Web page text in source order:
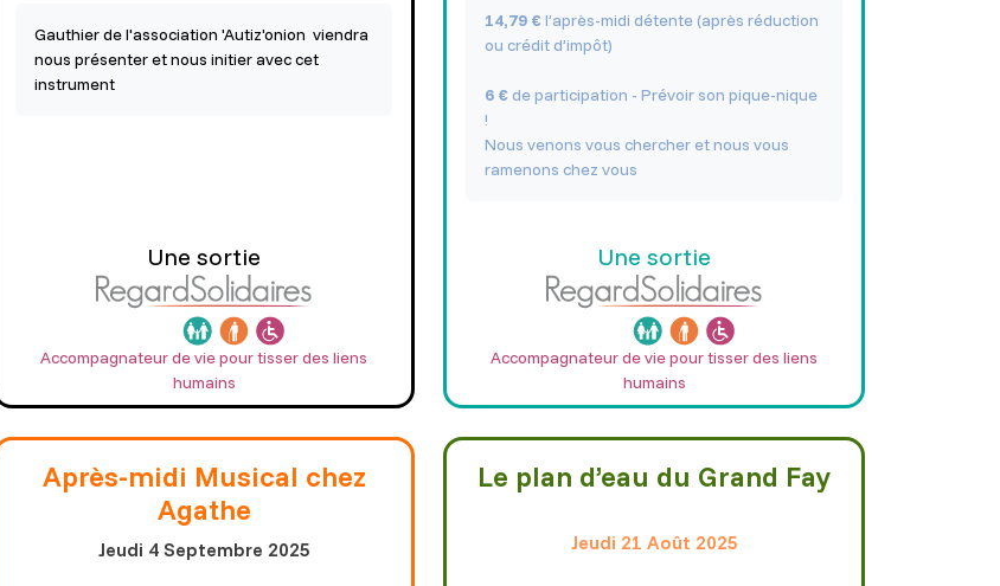
Gauthier de l'association 'Autiz'onion viendra
nous présenter et nous initier avec cet
instrument
Une sortie
Accompagnateur de vie pour tisser des liens
humains
14,79 € l’après-midi détente (après réduction
ou crédit d’impôt)
6 € de participation - Prévoir son pique-nique
!
Nous venons vous chercher et nous vous
ramenons chez vous
Une sortie
Accompagnateur de vie pour tisser des liens
humains
Après-midi Musical chez
Agathe
Jeudi 4 Septembre 2025
Le plan d’eau du Grand Fay
Jeudi 21 Août 2025